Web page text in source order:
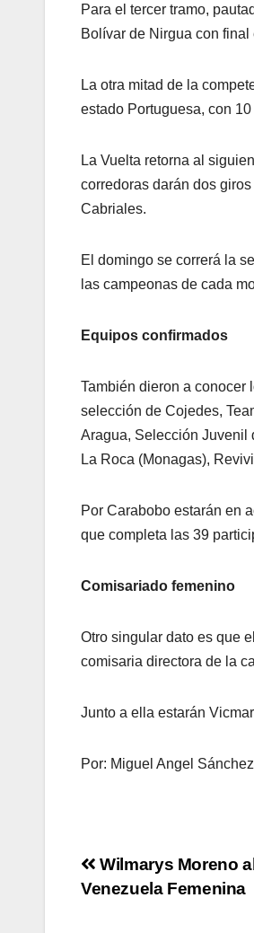
Para el tercer tramo,
Bolívar de Nirgua con
La otra mitad de la
estado Portuguesa, con
La Vuelta retorna al
corredoras darán dos
Cabriales.
El domingo se correrá la
las campeonas de cada
Equipos confirmados
También dieron a conocer
selección de Cojedes,
Aragua, Selección Juvenil
La Roca (Monagas),
Por Carabobo estarán en
que completa las 39
Comisariado femenino
Otro singular dato es que
comisaria directora de la
Junto a ella estarán
Por: Miguel Angel Sánchez
Wilmarys Moreno
Venezuela Femenina